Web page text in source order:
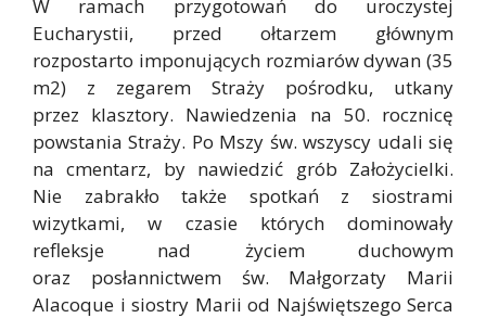
W ramach przygotowań do uroczystej
Eucharystii, przed ołtarzem głównym
rozpostarto imponujących rozmiarów dywan (35
m2) z zegarem Straży pośrodku, utkany
przez klasztory. Nawiedzenia na 50. rocznicę
powstania Straży. Po Mszy św. wszyscy udali się
na cmentarz, by nawiedzić grób Założycielki.
Nie zabrakło także spotkań z siostrami
wizytkami, w czasie których dominowały
refleksje nad życiem duchowym
oraz posłannictwem św. Małgorzaty Marii
Alacoque i siostry Marii od Najświętszego Serca